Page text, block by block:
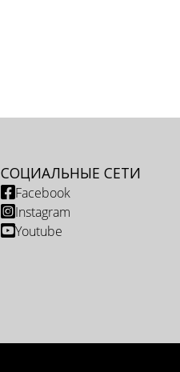
СОЦИАЛЬНЫЕ СЕТИ
Facebook
Instagram
Youtube